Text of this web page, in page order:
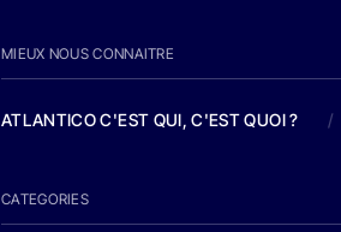
MIEUX NOUS CONNAITRE
ATLANTICO C'EST QUI, C'EST QUOI ? /
CATEGORIES